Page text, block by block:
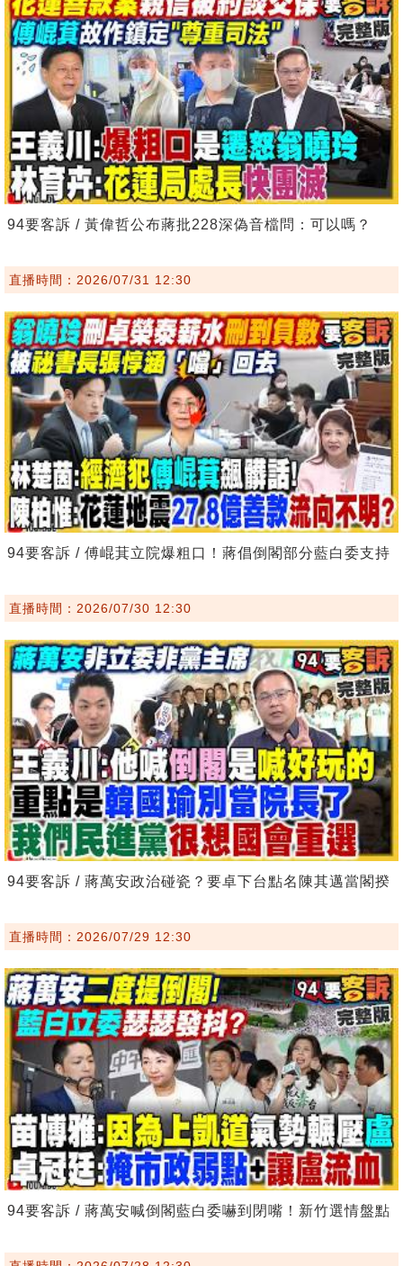
94要客訴 / 黃偉哲公布蔣批228深偽音檔問：可以嗎？
直播時間：2026/07/31 12:30
94要客訴 / 傅崐萁立院爆粗口！蔣倡倒閣部分藍白委支持
直播時間：2026/07/30 12:30
94要客訴 / 蔣萬安政治碰瓷？要卓下台點名陳其邁當閣揆
直播時間：2026/07/29 12:30
94要客訴 / 蔣萬安喊倒閣藍白委嚇到閉嘴！新竹選情盤點